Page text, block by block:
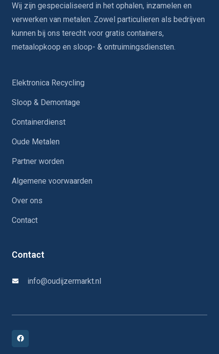
Wij zijn gespecialiseerd in het ophalen, inzamelen en
verwerken van metalen. Zowel particulieren als bedrijven
kunnen bij ons terecht voor gratis containers,
metaalopkoop en sloop- & ontruimingsdiensten.
Elektronica Recycling
Sloop & Demontage
Containerdienst
Oude Metalen
Partner worden
Algemene voorwaarden
Over ons
Contact
Contact
info@oudijzermarkt.nl